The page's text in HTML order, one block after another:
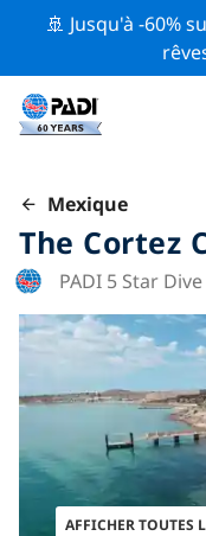
🚢 Jusqu'à -60%
Mexique
The Cortez
PADI 5 Star
AFFICHER TOUTES